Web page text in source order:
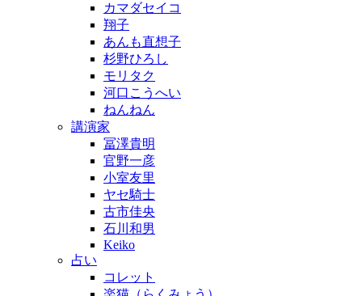
カマダセイコ
翔子
あんも直想子
杉野ひろし
モリタク
河口こうへい
ねんねん
講演家
冨澤貴明
官野一彦
小室友里
ヤセ騎士
古市佳央
石川和男
Keiko
占い
コレット